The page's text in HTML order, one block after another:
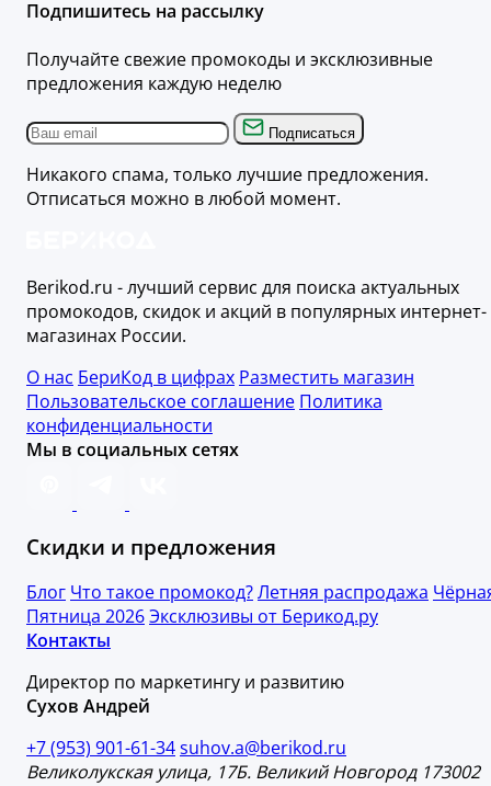
Подпишитесь на рассылку
Получайте свежие промокоды и эксклюзивные
предложения каждую неделю
Подписаться
Никакого спама, только лучшие предложения.
Отписаться можно в любой момент.
Berikod.ru - лучший сервис для поиска актуальных
промокодов, скидок и акций в популярных интернет-
магазинах России.
О нас БериКод в цифрах Разместить магазин
Пользовательское соглашение Политика
конфиденциальности
Мы в социальных сетях
Скидки и предложения
Блог Что такое промокод?Летняя распродажа
Пятница 2026Эксклюзивы от Берикод.ру
Контакты
Директор по маркетингу и развитию
Сухов Андрей
+7 (953) 901-61-34suhov.a@berikod.ru
Великолукская улица, 17Б. Великий Новгород 173002